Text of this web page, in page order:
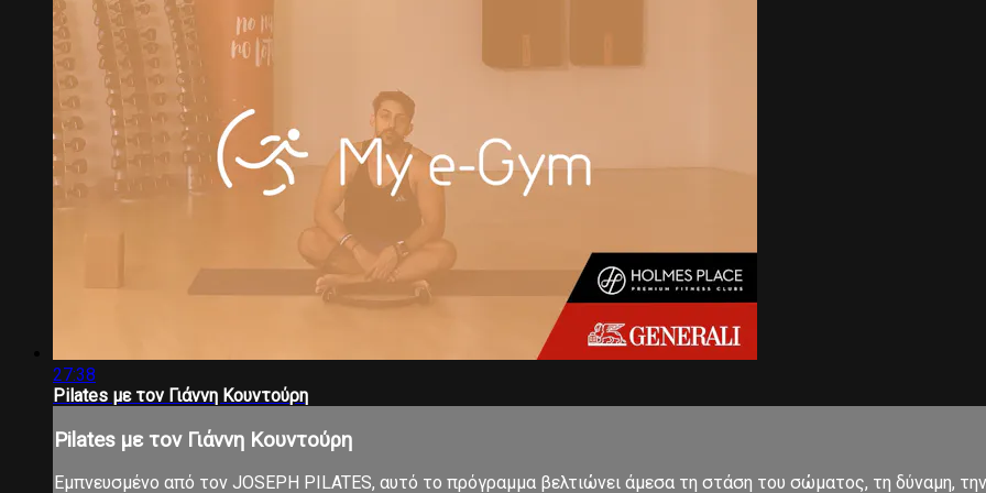
27:38
Pilates με τον Γιάννη Κουντούρη
Pilates με τον Γιάννη Κουντούρη
Εμπνευσμένο από τον JOSEPH PILATES, αυτό το πρόγραμμα βελτιώνει άμεσα τη στάση του σώματος, τη δύναμη,